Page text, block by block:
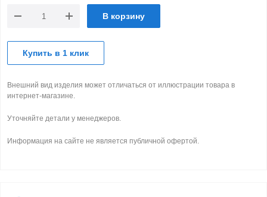
В корзину
Купить в 1 клик
Внешний вид изделия может отличаться от иллюстрации товара в
интернет-магазине.
Уточняйте детали у менеджеров.
Информация на сайте не является публичной офертой.